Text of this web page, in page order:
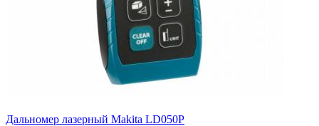
Дальномер лазерный Makita LD050P